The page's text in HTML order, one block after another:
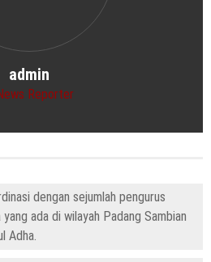
admin
Reporter
dengan sejumlah pengurus
ada di wilayah Padang Sambian
Adha.